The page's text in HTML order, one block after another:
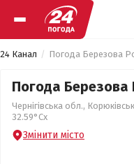
24 Канал Погода Березова
Погода
Чернігівська обл.,
32.59°Сх
Змінити місто